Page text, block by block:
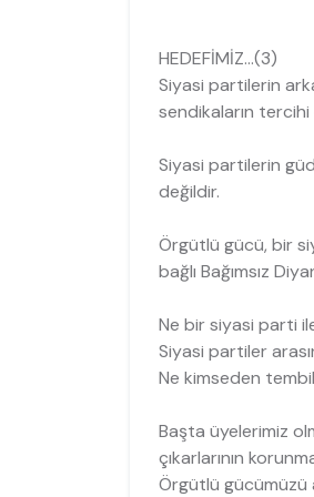
HEDEFİMİZ...(3)
Siyasi partilerin
sendikaların tercihi
Siyasi partilerin
değildir.
Örgütlü gücü, bir
bağlı Bağımsız
Ne bir siyasi parti ile
Siyasi partiler
Ne kimseden
Başta üyelerimiz
çıkarlarının
Örgütlü gücümüzü